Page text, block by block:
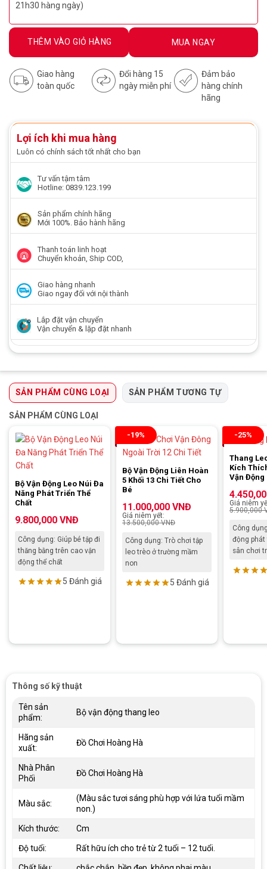
21h30 hàng ngày)
THÊM VÀO GIỎ HÀNG MUA NGAY
Giao hàng
toàn quốc
Đổi hàng 15
ngày miễn phí
Đảm bảo
hàng chính
hãng
Lợi ích khi mua hàng
Luôn có chính sách tốt nhất cho bạn
Tư vấn tậm tâm
Hotline: 0839.123.199
Sản phẩm chính hãng
Mới 100%. Bảo hành hãng
Thanh toán linh hoạt
Chuyển khoản, Ship COD,
Giao hàng nhanh
Giao ngay đối với nội thành
Lắp đặt vận chuyển
Vận chuyển & lặp đặt nhanh
SẢN PHẨM CÙNG LOẠI SẢN PHẨM TƯƠNG TỰ
SẢN PHẨM CÙNG LOẠI
Bộ Vận Động Leo Núi Đa
Năng Phát Triển Thể
Chất
5 Đánh giá
9.800,000 VNĐ
Công dụng: Giúp bé tập đi
thăng bằng trên cao vận
động thể chất
-19%
Bộ Vận Động Liên Hoàn
5 Khối 13 Chi Tiết Cho
Bé
5 Đánh giá
11.000,000 VNĐ
Giá niêm yết:
13.500,000VNĐ
Công dụng: Trò chơi tập
leo trèo ở trường mầm
non
-25%
Thang
Kích
Vận Động
Giá niêm
5.900,000
Công
động phát
sân chơi
Thông số kỹ thuật
Tên sản
phẩm:
Bộ vận động thang leo
Hãng sản
xuất:
Đồ Chơi Hoàng Hà
Nhà Phân
Phối
Đồ Chơi Hoàng Hà
Màu sắc:
(Màu sắc tươi sáng phù hợp với lứa tuổi mầm
non.)
Kích thước: Cm
Độ tuổi: Rất hữu ích cho trẻ từ 2 tuổi – 12 tuổi.